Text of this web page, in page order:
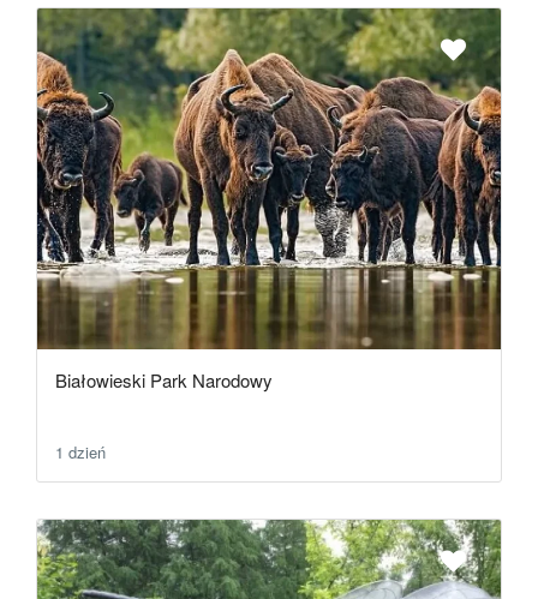
Białowieski Park Narodowy
1 dzień